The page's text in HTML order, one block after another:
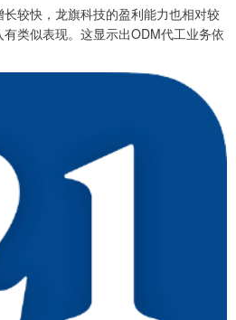
较快，龙旗科技的盈利能力也相对较
类似表现。这显示出ODM代工业务依